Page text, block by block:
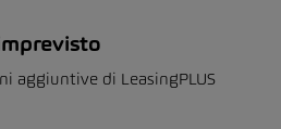
aggiuntive di LeasingPLUS